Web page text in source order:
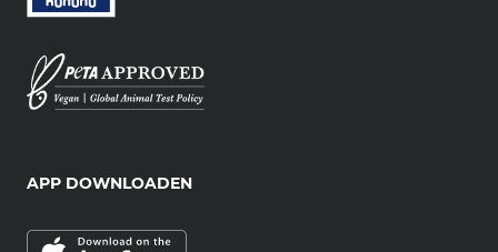
APP DOWNLOADEN